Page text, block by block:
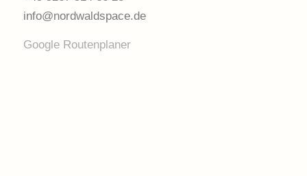
info@nordwaldspace.de
Google Routenplaner